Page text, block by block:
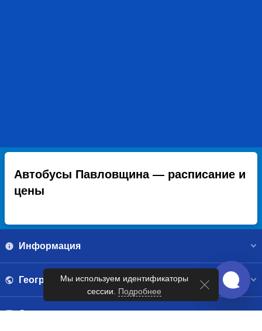
Автобусы Павловщина — расписание и
цены
Информация
География
Справочник
Мы используем идентификаторы
сессии. Подробнее